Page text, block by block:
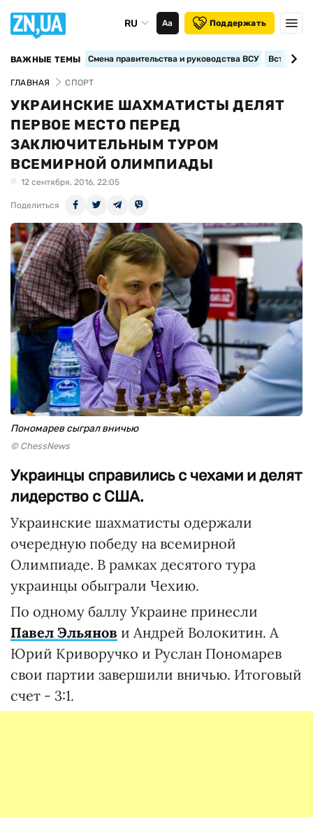
RU Аа Поддержать
ВАЖНЫЕ ТЕМЫ Смена правительства и руководства ВСУ
ГЛАВНАЯ СПОРТ
УКРАИНСКИЕ ШАХМАТИСТЫ ДЕЛЯТ
ПЕРВОЕ МЕСТО ПЕРЕД
ЗАКЛЮЧИТЕЛЬНЫМ ТУРОМ
ВСЕМИРНОЙ ОЛИМПИАДЫ
12 сентября, 2016, 22:05
Поделиться
Пономарев сыграл вничью
© ChessNews
Украинцы справились с чехами и делят
лидерство с США.
Украинские шахматисты одержали
очередную победу на всемирной
Олимпиаде. В рамках десятого тура
украинцы обыграли Чехию.
По одному баллу Украине принесли
Павел Эльянов и Андрей Волокитин. А
Юрий Криворучко и Руслан Пономарев
свои партии завершили вничью. Итоговый
счет - 3:1.